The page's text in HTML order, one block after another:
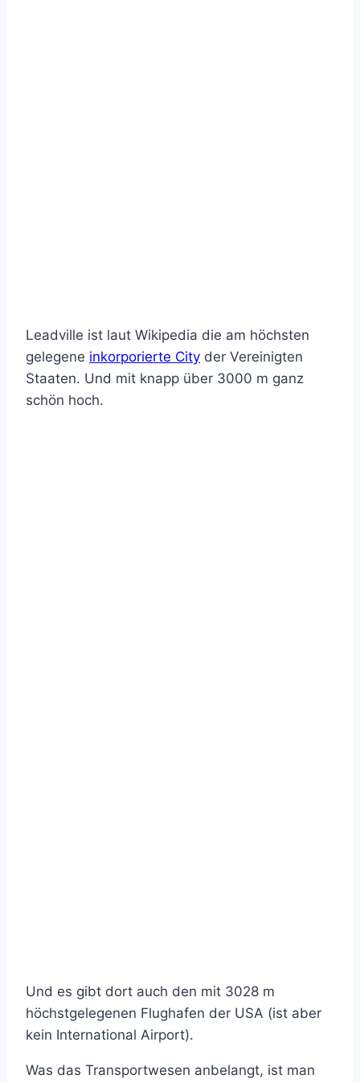
Leadville ist laut Wikipedia die am höchsten
gelegene inkorporierte City der Vereinigten
Staaten. Und mit knapp über 3000 m ganz
schön hoch.
Und es gibt dort auch den mit 3028 m
höchstgelegenen Flughafen der USA (ist aber
kein International Airport).
Was das Transportwesen anbelangt, ist man